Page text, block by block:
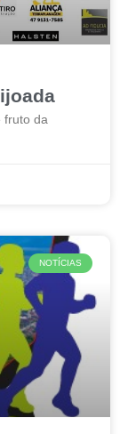
fruto da
NOTÍCIAS